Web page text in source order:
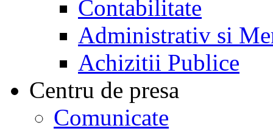
Contabilitate
Administrativ si
Achizitii Publice
Centru de presa
Comunicate